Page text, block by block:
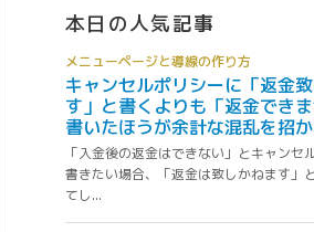
本日の人気記事